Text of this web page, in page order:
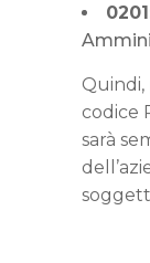
Quindi,
codice
sarà